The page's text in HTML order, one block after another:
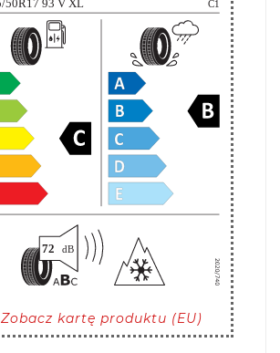
Zobacz kartę produktu (EU)